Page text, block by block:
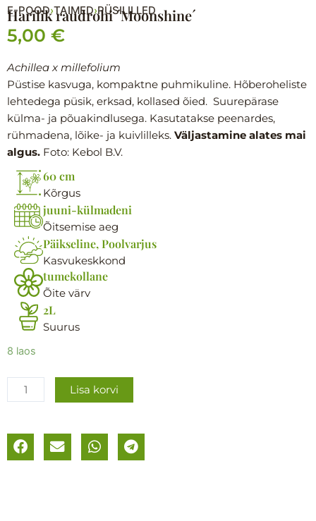
E-POOD›TAIMED›PÜSILILLED
Harilik raudrohi ´Moonshine´
5,00 €
Achillea x millefolium
Püstise kasvuga, kompaktne puhmikuline. Hõberoheliste
lehtedega püsik, erksad, kollased õied. Suurepärase
külma- ja põuakindlusega. Kasutatakse peenardes,
rühmadena, lõike- ja kuivlilleks. Väljastamine alates mai
algus. Foto: Kebol B.V.
60 cm
Kõrgus
juuni-külmadeni
Õitsemise aeg
Päikseline, Poolvarjus
Kasvukeskkond
tumekollane
Õite värv
2L
Suurus
8 laos
Harilik
´Moonshine
´
Lisa korvi